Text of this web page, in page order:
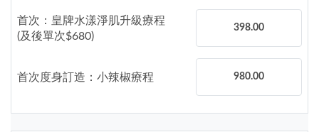
首次：皇牌水漾淨肌升級療程
(及後單次$680)
398.00
首次度身訂造：小辣椒療程 980.00